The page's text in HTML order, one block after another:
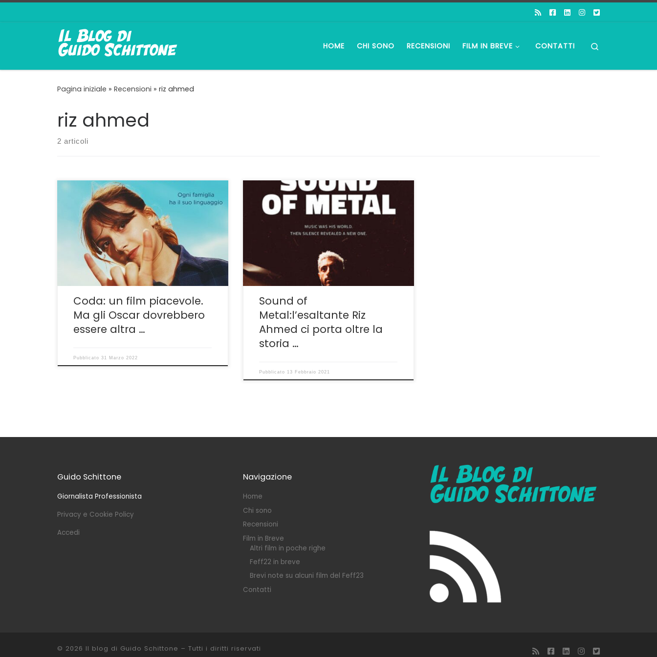
HOME CHI SONO RECENSIONI FILM IN BREVE CONTATTI
Pagina iniziale » Recensioni » riz ahmed
riz ahmed
2 articoli
Furbo e strappalacrime:una ricetta vincente
L’IDEA malsana che gli Oscar dovrebbero
andare ai migliori film dell’anno precedente
continua a essere ribaltata dalla ferrea legge
del mercato e soprattutto dei produttori e
distributori. Coda, acronimo di Child of deaf
adults, ha fatto incetta di premi in giro per il
mondo e […]
Coda: un film piacevole.
Ma gli Oscar dovrebbero
essere altra …
Pubblicato31 Marzo 2022
Si scrive Darius Marder ma si può leggere
anche Derek Cianfrance perché Sound of
Metal è una perfetta commistione di idee
dello sceneggiatore di Come un Tuono e il
suo regista. Non a caso Sound of Metal era
un progetto scaturito dai due che avrebbe
dovuto dirigere il secondo che, […]
Sound of
Metal:l’esaltante Riz
Ahmed ci porta oltre la
storia …
Pubblicato 13 Febbraio 2021
Guido Schittone
Giornalista Professionista
Privacy e Cookie Policy
Accedi
Navigazione
Home
Chi sono
Recensioni
Film in Breve
Altri film in poche righe
Feff22 in breve
Brevi note su alcuni film del Feff23
Contatti
© 2026 Il blog di Guido Schittone – Tutti i diritti riservati